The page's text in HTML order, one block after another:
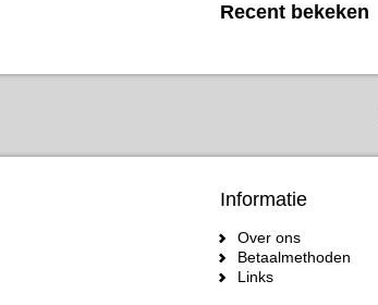
Recent bekeken
Informatie
Over ons
Betaalmethoden
Links